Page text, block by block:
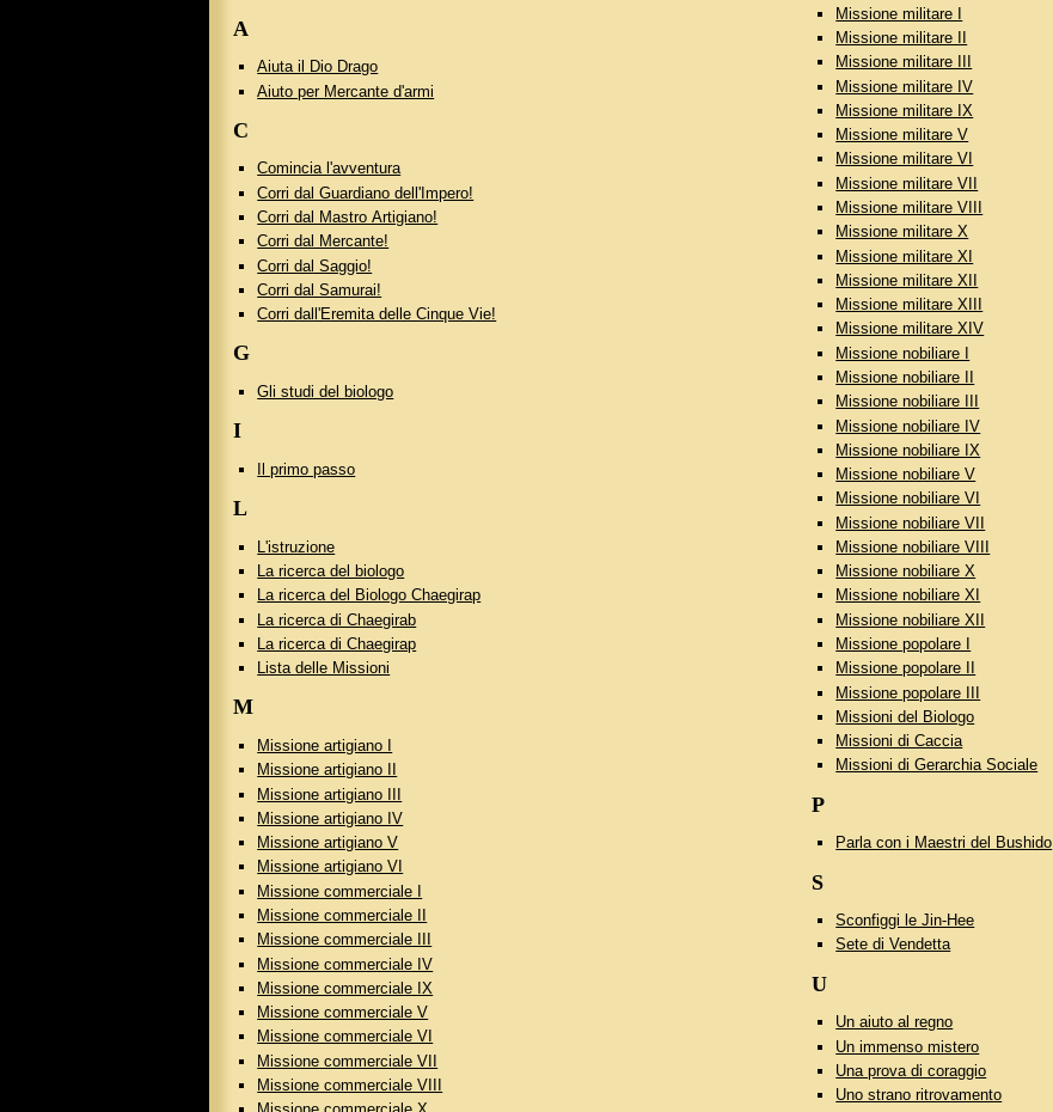
A
Aiuta il Dio Drago
Aiuto per Mercante d'armi
C
Comincia l'avventura
Corri dal Guardiano dell'Impero!
Corri dal Mastro Artigiano!
Corri dal Mercante!
Corri dal Saggio!
Corri dal Samurai!
Corri dall'Eremita delle Cinque Vie!
G
Gli studi del biologo
I
Il primo passo
L
L'istruzione
La ricerca del biologo
La ricerca del Biologo Chaegirap
La ricerca di Chaegirab
La ricerca di Chaegirap
Lista delle Missioni
M
Missione artigiano I
Missione artigiano II
Missione artigiano III
Missione artigiano IV
Missione artigiano V
Missione artigiano VI
Missione commerciale I
Missione commerciale II
Missione commerciale III
Missione commerciale IV
Missione commerciale IX
Missione commerciale V
Missione commerciale VI
Missione commerciale VII
Missione commerciale VIII
Missione militare I
Missione militare II
Missione militare III
Missione militare IV
Missione militare IX
Missione militare V
Missione militare VI
Missione militare VII
Missione militare VIII
Missione militare X
Missione militare XI
Missione militare XII
Missione militare XIII
Missione militare XIV
Missione nobiliare I
Missione nobiliare II
Missione nobiliare III
Missione nobiliare IV
Missione nobiliare IX
Missione nobiliare V
Missione nobiliare VI
Missione nobiliare VII
Missione nobiliare VIII
Missione nobiliare X
Missione nobiliare XI
Missione nobiliare XII
Missione popolare I
Missione popolare II
Missione popolare III
Missioni del Biologo
Missioni di Caccia
Missioni di Gerarchia Sociale
P
Parla con i Maestri del Bushido
S
Sconfiggi le Jin-Hee
Sete di Vendetta
U
Un aiuto al regno
Un immenso mistero
Una prova di coraggio
Uno strano ritrovamento